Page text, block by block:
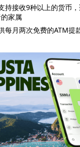
持接收9种以上的货币
家属
每月两次免费的ATM提